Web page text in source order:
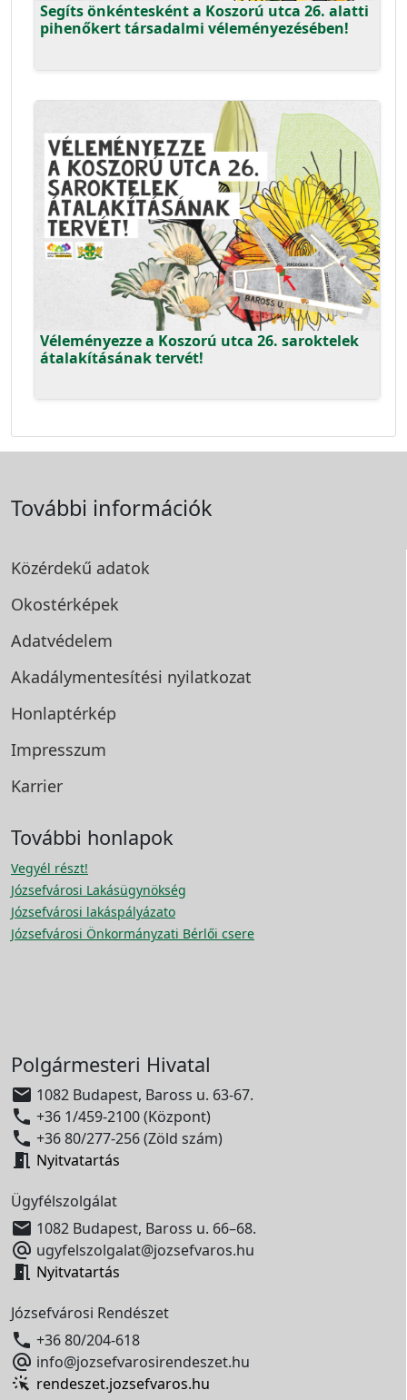
Segíts önkéntesként a Koszorú utca 26. alatti
pihenőkert társadalmi véleményezésében!
Véleményezze a Koszorú utca 26. saroktelek
átalakításának tervét!
További információk
Közérdekű adatok
Okostérképek
Adatvédelem
Akadálymentesítési nyilatkozat
Honlaptérkép
Impresszum
Karrier
További honlapok
Vegyél részt!
Józsefvárosi Lakásügynökség
Józsefvárosi lakáspályázato
Józsefvárosi Önkormányzati Bérlői csere
Polgármesteri Hivatal
 1082 Budapest, Baross u. 63-67.
 +36 1/459-2100 (Központ)
 +36 80/277-256 (Zöld szám)
 Nyitvatartás
Ügyfélszolgálat
 1082 Budapest, Baross u. 66–68.
 ugyfelszolgalat@jozsefvaros.hu
 Nyitvatartás
Józsefvárosi Rendészet
 +36 80/204-618
 info@jozsefvarosirendeszet.hu
rendeszet.jozsefvaros.hu